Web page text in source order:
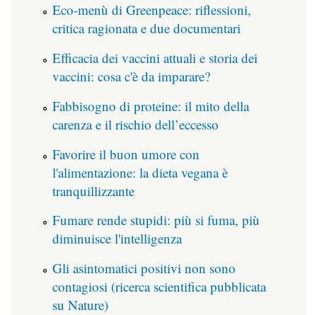
Eco-menù di Greenpeace: riflessioni,
critica ragionata e due documentari
Efficacia dei vaccini attuali e storia dei
vaccini: cosa c'è da imparare?
Fabbisogno di proteine: il mito della
carenza e il rischio dell’eccesso
Favorire il buon umore con
l'alimentazione: la dieta vegana è
tranquillizzante
Fumare rende stupidi: più si fuma, più
diminuisce l'intelligenza
Gli asintomatici positivi non sono
contagiosi (ricerca scientifica pubblicata
su Nature)